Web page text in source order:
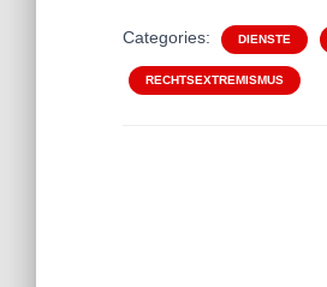
Categories: DIENSTE
RECHTSEXTREMISMUS